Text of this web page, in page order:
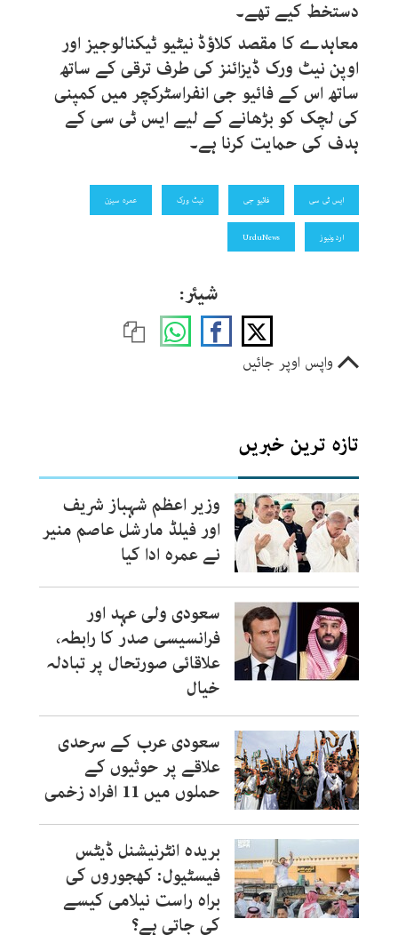
دستخط کیے تھے۔
معاہدے کا مقصد کلاؤڈ نیٹیو ٹیکنالوجیز اور
اوپن نیٹ ورک ڈیزائنز کی طرف ترقی کے ساتھ
ساتھ اس کے فائیو جی انفراسٹرکچر میں کمپنی
کی لچک کو بڑھانے کے لیے ایس ٹی سی کے
ہدف کی حمایت کرنا ہے۔
ایس ٹی سی فائیو جی نیٹ ورک عمرہ سیزن
اردونیوز UrduNews
شیئر:
واپس اوپر جائیں
تازہ ترین خبریں
وزیر اعظم شہباز شریف
اور فیلڈ مارشل عاصم منیر
نے عمرہ ادا کیا
سعودی ولی عہد اور
فرانسیسی صدر کا رابطہ،
علاقائی صورتحال پر تبادلہ
خیال
سعودی عرب کے سرحدی
علاقے پر حوثیوں کے
حملوں میں 11 افراد زخمی
بریدہ انٹرنیشنل ڈیٹس
فیسٹیول: کھجوروں کی
براہ راست نیلامی کیسے
کی جاتی ہے؟